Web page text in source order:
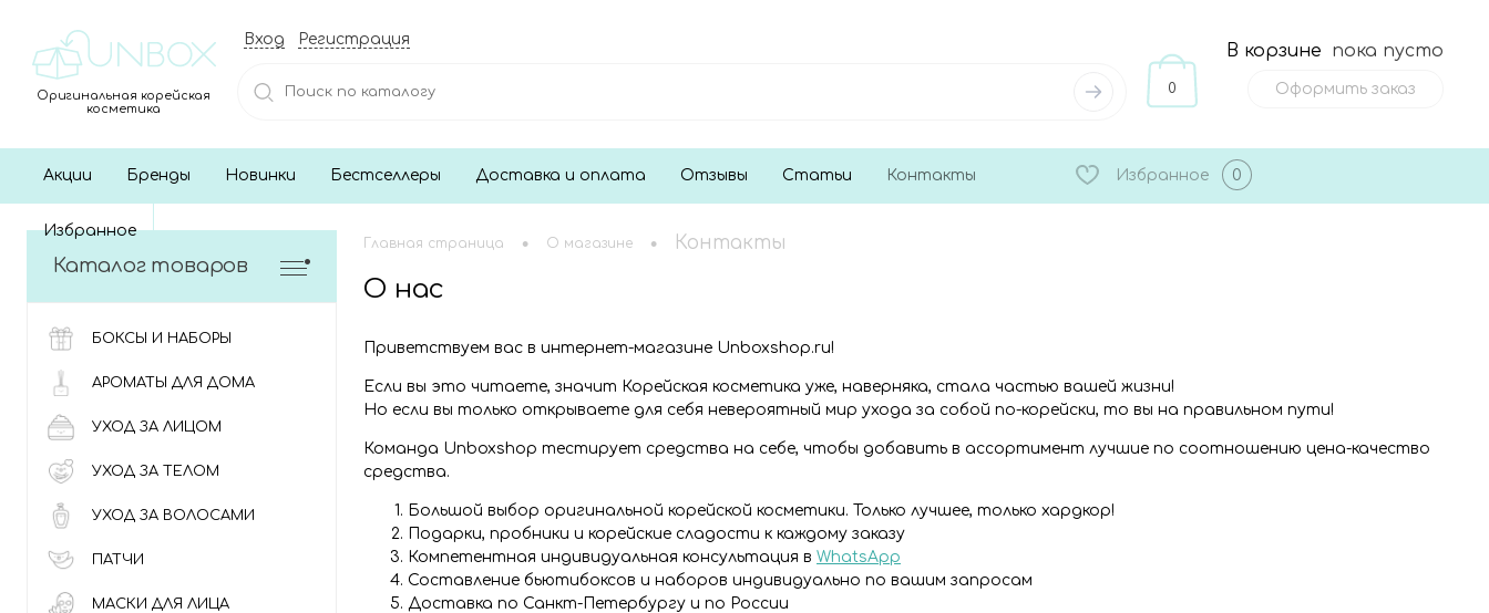
Оригинальная корейская
косметика
Вход Регистрация
0
В корзине пока пусто
Оформить заказ
Акции Бренды Новинки Бестселлеры Доставка и оплата Отзывы Статьи Контакты
Избранное
Избранное 0
Каталог товаров
БОКСЫ И НАБОРЫ
АРОМАТЫ ДЛЯ ДОМА
УХОД ЗА ЛИЦОМ
УХОД ЗА ТЕЛОМ
УХОД ЗА ВОЛОСАМИ
ПАТЧИ
МАСКИ ДЛЯ ЛИЦА
Главная страница • О магазине • Контакты
О нас
Приветствуем вас в интернет-магазине Unboxshop.ru!
Если вы это читаете, значит Корейская косметика уже, наверняка, стала частью вашей жизни!
Но если вы только открываете для себя невероятный мир ухода за собой по-корейски, то вы на правильном пути!
Команда Unboxshop тестирует средства на себе, чтобы добавить в ассортимент лучшие по соотношению цена-качество
средства.
Большой выбор оригинальной корейской косметики. Только лучшее, только хардкор!
Подарки, пробники и корейские сладости к каждому заказу
Компетентная индивидуальная консультация в WhatsApp
Составление бьютибоксов и наборов индивидуально по вашим запросам
Доставка по Санкт-Петербургу и по России